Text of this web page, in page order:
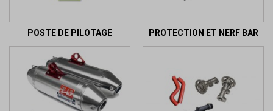
POSTE DE PILOTAGE PROTECTION ET NERF BAR